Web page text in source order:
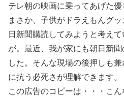
テレ朝の映画に乗ってあげた優
まさか、子供がドラえもんグ
日新聞購読してみようと考え
が。最近、我が家にも朝日新
した。そんな現場の後押しも
に抗う必死さが理解できます。
この広告のコピーは・・・こん